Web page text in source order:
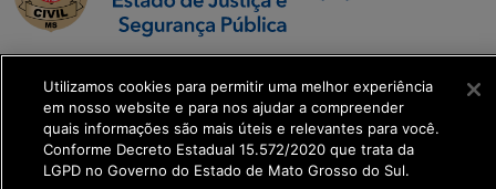
SETDIG | Secretaria-
Executiva de
Transformação Digital
get_footer();
Utilizamos cookies para permitir uma melhor experiência
em nosso website e para nos ajudar a compreender
quais informações são mais úteis e relevantes para você.
Conforme Decreto Estadual 15.572/2020 que trata da
LGPD no Governo do Estado de Mato Grosso do Sul.